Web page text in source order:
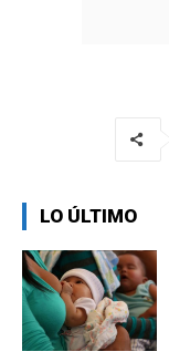
LO ÚLTIMO